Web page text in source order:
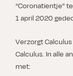
“Coronatientje”
1 april 2020
Verzorgt
Calculus. In alle
met: